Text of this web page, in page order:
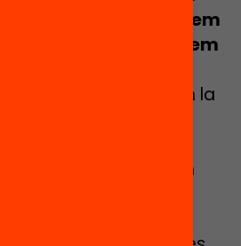
: observem
llibre, ens preguntem
formulem
ara sí, ens endinsem en la
sobre allò que hem
prèvies.